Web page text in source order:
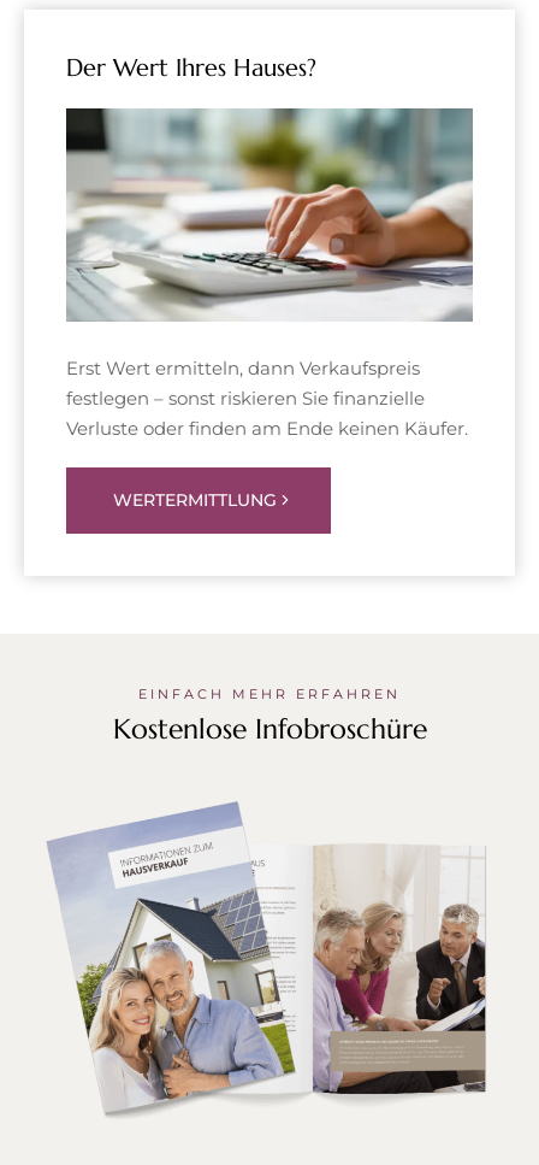
Der Wert Ihres Hauses?
Erst Wert ermitteln, dann Verkaufspreis
festlegen – sonst riskieren Sie finanzielle
Verluste oder finden am Ende keinen Käufer.
WERTERMITTLUNG
EINFACH MEHR ERFAHREN
Kostenlose Infobroschüre